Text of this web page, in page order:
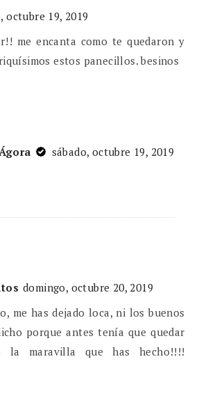
octubre 19, 2019
me encanta como te quedaron y
estos panecillos. besinos
sábado, octubre 19, 2019
domingo, octubre 20, 2019
me has dejado loca, ni los buenos
porque antes tenía que quedar
la maravilla que has hecho!!!!